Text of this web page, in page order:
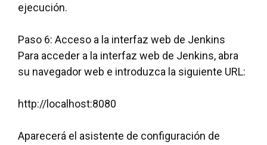
ejecución.
Paso 6: Acceso a la interfaz web de Jenkins
Para acceder a la interfaz web de Jenkins, abra
su navegador web e introduzca la siguiente URL:
http://localhost:8080
Aparecerá el asistente de configuración de